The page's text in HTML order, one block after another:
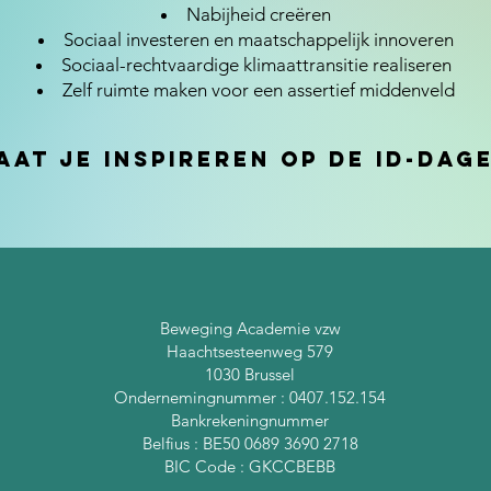
Nabijheid creëren
Sociaal investeren en maatschappelijk innoveren
Sociaal-rechtvaardige klimaattransitie realiseren
Zelf ruimte maken voor een assertief middenveld
je inspireren op de ID-
Beweging Academie vzw
Haachtsesteenweg 579
1030 Brussel
Ondernemingnummer : 0407.152.154
Bankrekeningnummer
Belfius : BE50 0689 3690 2718
BIC Code : GKCCBEBB